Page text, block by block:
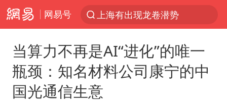
网易号
上海有出现龙卷潜势
王传君 《披荆斩棘》
上海：5号线16号线浦江线全线停运
当算力不再是AI“进化”的唯一
瓶颈：知名材料公司康宁的中
国光通信生意